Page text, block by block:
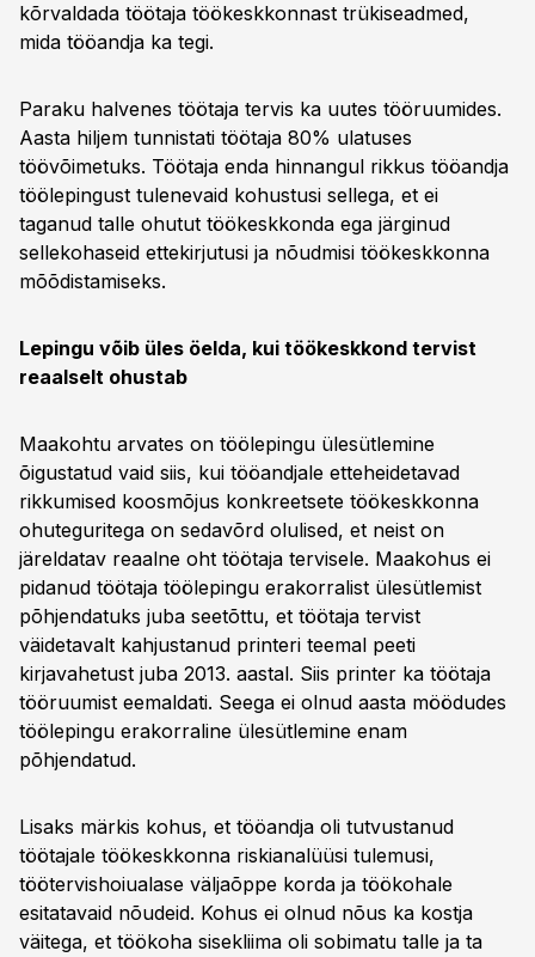
kõrvaldada töötaja töökeskkonnast trükiseadmed,
mida tööandja ka tegi.
Paraku halvenes töötaja tervis ka uutes tööruumides.
Aasta hiljem tunnistati töötaja 80% ulatuses
töövõimetuks. Töötaja enda hinnangul rikkus tööandja
töölepingust tulenevaid kohustusi sellega, et ei
taganud talle ohutut töökeskkonda ega järginud
sellekohaseid ettekirjutusi ja nõudmisi töökeskkonna
mõõdistamiseks.
Lepingu võib üles öelda, kui töökeskkond tervist
reaalselt ohustab
Maakohtu arvates on töölepingu ülesütlemine
õigustatud vaid siis, kui tööandjale etteheidetavad
rikkumised koosmõjus konkreetsete töökeskkonna
ohuteguritega on sedavõrd olulised, et neist on
järeldatav reaalne oht töötaja tervisele. Maakohus ei
pidanud töötaja töölepingu erakorralist ülesütlemist
põhjendatuks juba seetõttu, et töötaja tervist
väidetavalt kahjustanud printeri teemal peeti
kirjavahetust juba 2013. aastal. Siis printer ka töötaja
tööruumist eemaldati. Seega ei olnud aasta möödudes
töölepingu erakorraline ülesütlemine enam
põhjendatud.
Lisaks märkis kohus, et tööandja oli tutvustanud
töötajale töökeskkonna riskianalüüsi tulemusi,
töötervishoiualase väljaõppe korda ja töökohale
esitatavaid nõudeid. Kohus ei olnud nõus ka kostja
väitega, et töökoha sisekliima oli sobimatu talle ja ta